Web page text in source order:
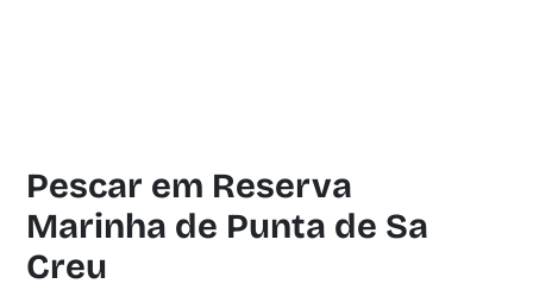
Pescar em Reserva
Marinha de Punta de Sa
Creu